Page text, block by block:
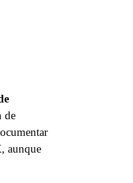
de
, aunque